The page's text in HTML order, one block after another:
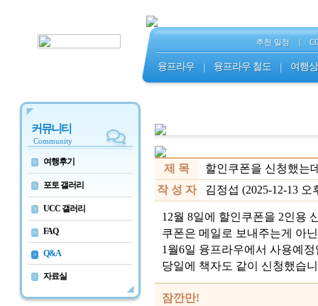
추천 일정 |
융프라우 | 융프라우 철도 | 여행
커뮤니티
Community
> 여행후기
> 포토 갤러리
> UCC 갤러리
> FAQ
> Q&A
> 자료실
제 목
할인쿠폰을 신청했는
작 성 자
김정섭 (2025-12-13 오
12월 8일에 할인쿠폰을 2인용
쿠폰은 메일로 보내주는게 아
1월6일 융프라우에서 사용예
당일에 책자도 같이 신청했습
잠깐만!